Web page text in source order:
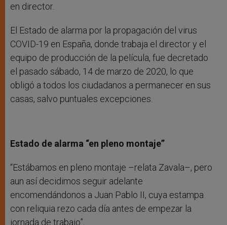
en director.
El Estado de alarma por la propagación del virus
COVID-19 en España, donde trabaja el director y el
equipo de producción de la película, fue decretado
el pasado sábado, 14 de marzo de 2020, lo que
obligó a todos los ciudadanos a permanecer en sus
casas, salvo puntuales excepciones.
Estado de alarma “en pleno montaje”
“Estábamos en pleno montaje –relata Zavala–, pero
aun así decidimos seguir adelante
encomendándonos a Juan Pablo II, cuya estampa
con reliquia rezo cada día antes de empezar la
jornada de trabajo”.